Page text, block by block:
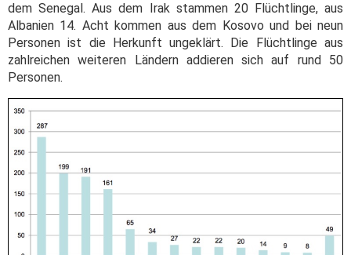
dem Senegal. Aus dem Irak stammen 20 Flüchtlinge, aus
Albanien 14. Acht kommen aus dem Kosovo und bei neun
Personen ist die Herkunft ungeklärt. Die Flüchtlinge aus
zahlreichen weiteren Ländern addieren sich auf rund 50
Personen.